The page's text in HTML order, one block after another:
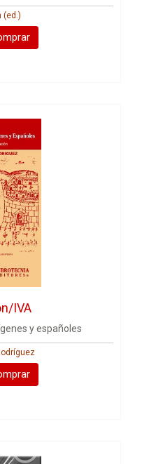
(ed.)
IVA
y españoles